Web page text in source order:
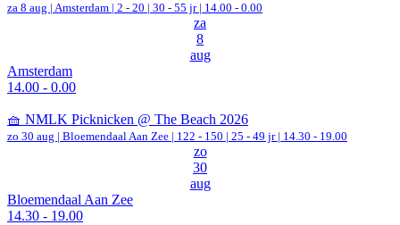
za 8 aug | Amsterdam | 2 - 20 | 30 - 55 jr | 14.00 - 0.00
za
8
aug
Amsterdam
14.00 - 0.00
🧺 NMLK Picknicken @ The Beach 2026
zo 30 aug | Bloemendaal Aan Zee | 122 - 150 | 25 - 49 jr | 14.30 - 19.00
zo
30
aug
Bloemendaal Aan Zee
14.30 - 19.00